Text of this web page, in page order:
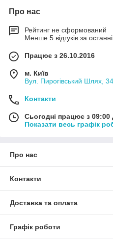
Про нас
Рейтинг не сформований
Менше 5 відгуків за
Працює з 26.10.2016
м. Київ
Вул. Пирогівський Шлях,
Контакти
Сьогодні працює з 09:00
Показати весь графік
Про нас
Контакти
Доставка та оплата
Графік роботи